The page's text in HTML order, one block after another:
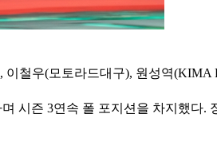
철우(모토라드대구), 원성역(KIMA
시즌 3연속 폴 포지션을 차지했다